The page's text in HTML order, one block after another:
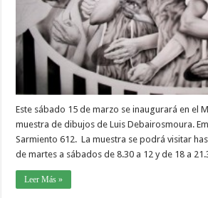
Este sábado 15 de marzo se inaugurará en el
muestra de dibujos de Luis Debairosmoura.
Sarmiento 612. La muestra se podrá visitar
de martes a sábados de 8.30 a 12 y de 18 a
Leer Más »